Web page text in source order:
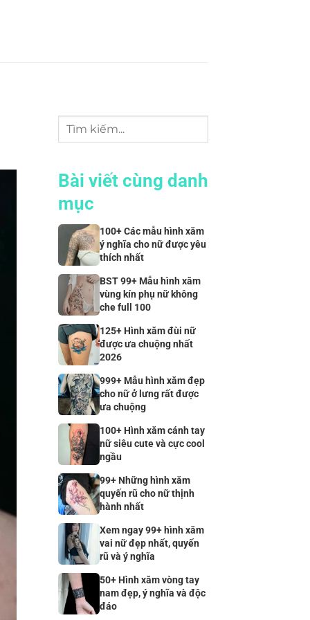
Bài viết cùng danh
mục
100+ Các mẫu hình xăm
ý nghĩa cho nữ được yêu
thích nhất
BST 99+ Mẫu hình xăm
vùng kín phụ nữ không
che full 100
125+ Hình xăm đùi nữ
được ưa chuộng nhất
2026
999+ Mẫu hình xăm đẹp
cho nữ ở lưng rất được
ưa chuộng
100+ Hình xăm cánh tay
nữ siêu cute và cực cool
ngầu
99+ Những hình xăm
quyến rũ cho nữ thịnh
hành nhất
Xem ngay 99+ hình xăm
vai nữ đẹp nhất, quyến
rũ và ý nghĩa
50+ Hình xăm vòng tay
nam đẹp, ý nghĩa và độc
đáo